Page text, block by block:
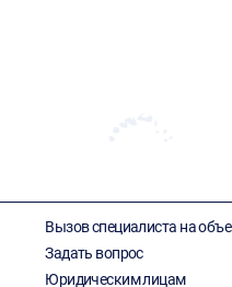
Вызов специалиста на
Задать вопрос
Юридическим лицам